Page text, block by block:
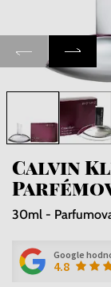
Calvin
30ml -
Google
4.8